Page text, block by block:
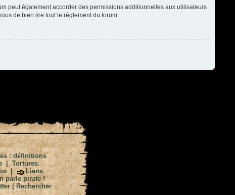
peut également accorder des permissions additionnelles aux utilisateurs
de bien lire tout le règlement du forum.
: définitions
|Tortures
|
Liens
parle pirate !
| Rechercher